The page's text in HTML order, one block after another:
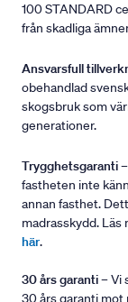
100 STANDARD
från skadliga
Ansvarsfull
obehandlad
skogsbruk som
generationer.
Trygghetsgaranti
fastheten inte
annan fasthet.
madrasskydd.
här.
30 års garanti– Vi
30 års garanti mot